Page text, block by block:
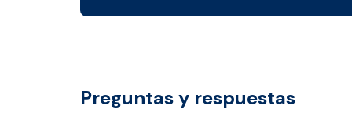
Preguntas y respuestas